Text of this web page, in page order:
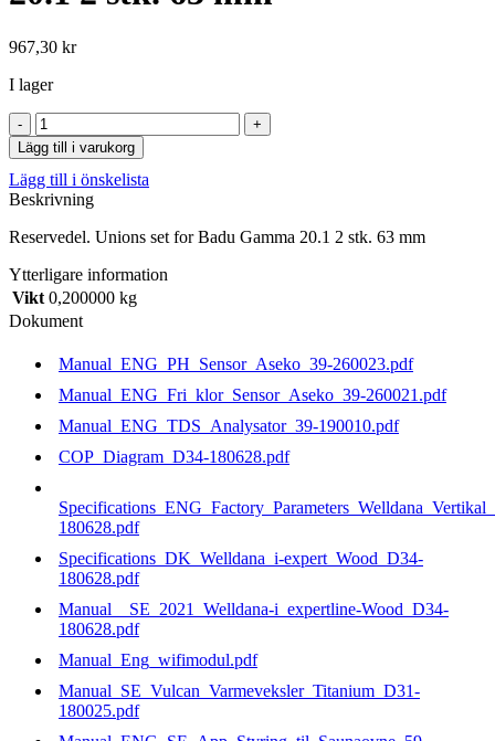
967,30 kr
I lager
Unions
set
for
Badu
Gamma
2
63
mm
mängd
Lägg till i varukorg
Lägg till i önskelista
Beskrivning
Reservedel. Unions set for Badu Gamma 20.1 2 stk. 63 mm
Ytterligare information
Vikt 0,200000 kg
Dokument
Manual_ENG_PH_Sensor_Aseko_39-260023.pdf
Manual_ENG_Fri_klor_Sensor_Aseko_39-260021.pdf
Manual_ENG_TDS_Analysator_39-190010.pdf
COP_Diagram_D34-180628.pdf
180628.pdf
Specifications_DK_Welldana_i-expert_Wood_D34-
180628.pdf
Manual__SE_2021_Welldana-i_expertline-Wood_D34-
180628.pdf
Manual_Eng_wifimodul.pdf
Manual_SE_Vulcan_Varmeveksler_Titanium_D31-
180025.pdf